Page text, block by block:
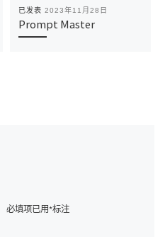
已发表 2023年11月28日
Prompt Master
必填项已用*标注